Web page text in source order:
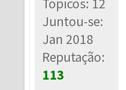
Tópicos: 12
Juntou-se:
Jan 2018
Reputação:
113